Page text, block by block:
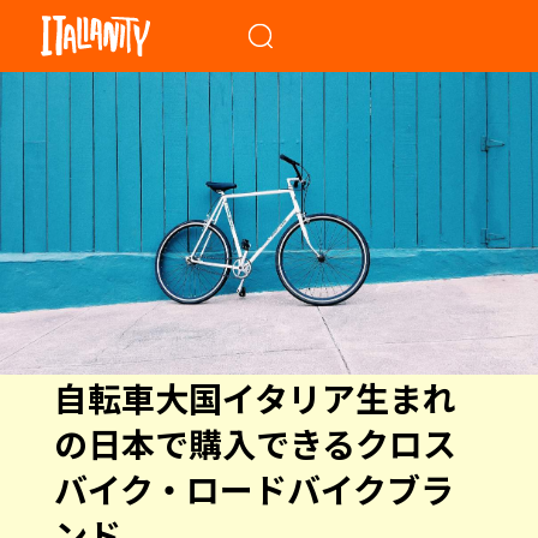
自転車大国イタリア生まれ
の日本で購入できるクロス
バイク・ロードバイクブラ